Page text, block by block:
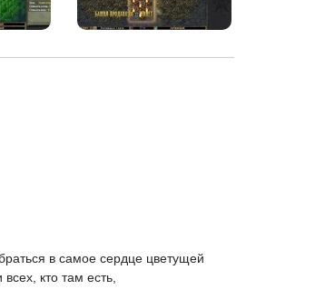
в самое сердце цветущей
кто там есть,